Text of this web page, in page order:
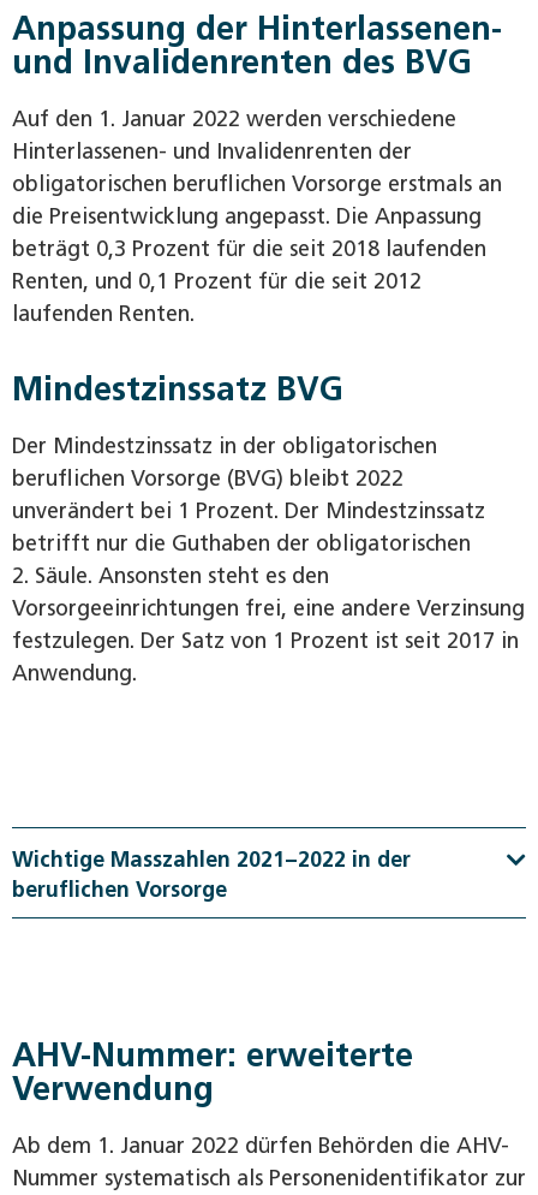
Anpassung der Hinterlassenen-
und Invalidenrenten des BVG
Auf den 1. Januar 2022 werden verschiedene
Hinterlassenen- und Invalidenrenten der
obligatorischen beruflichen Vorsorge erstmals an
die Preisentwicklung angepasst. Die Anpassung
beträgt 0,3 Prozent für die seit 2018 laufenden
Renten, und 0,1 Prozent für die seit 2012
laufenden Renten.
Mindestzinssatz BVG
Der Mindestzinssatz in der obligatorischen
beruflichen Vorsorge (BVG) bleibt 2022
unverändert bei 1 Prozent. Der Mindestzinssatz
betrifft nur die Guthaben der obligatorischen
2. Säule. Ansonsten steht es den
Vorsorgeeinrichtungen frei, eine andere Verzinsung
festzulegen. Der Satz von 1 Prozent ist seit 2017 in
Anwendung.
Wichtige Masszahlen 2021−2022 in der
beruflichen Vorsorge
AHV-Nummer: erweiterte
Verwendung
Ab dem 1. Januar 2022 dürfen Behörden die AHV-
Nummer systematisch als Personenidentifikator zur